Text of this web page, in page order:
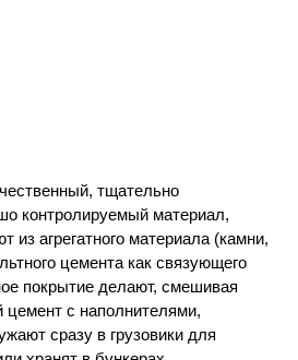
тщательно
контролируемый материал,
из агрегатного материала (камни,
цемента как связующего
покрытие делают, смешивая
цемент с наполнителями,
сразу в грузовики для